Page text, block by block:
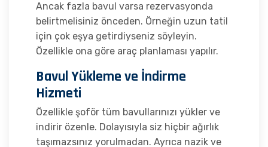
Ancak fazla bavul varsa rezervasyonda
belirtmelisiniz önceden. Örneğin uzun tatil
için çok eşya getirdiyseniz söyleyin.
Özellikle ona göre araç planlaması yapılır.
Bavul Yükleme ve İndirme
Hizmeti
Özellikle şoför tüm bavullarınızı yükler ve
indirir özenle. Dolayısıyla siz hiçbir ağırlık
taşımazsınız yorulmadan. Ayrıca nazik ve